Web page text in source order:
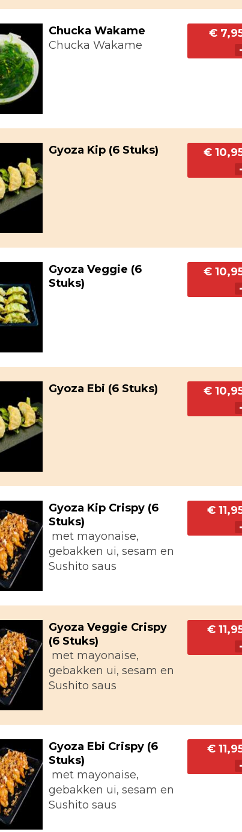
Chucka Wakame
Chucka Wakame
€
Gyoza Kip (6 Stuks) €
Gyoza Veggie (6
Stuks)
€
Gyoza Ebi (6 Stuks) €
Gyoza Kip Crispy (6
Stuks)
met mayonaise,
gebakken ui, sesam en
Sushito saus
€
Gyoza Veggie Crispy
(6 Stuks)
met mayonaise,
gebakken ui, sesam en
Sushito saus
€
Gyoza Ebi Crispy (6
Stuks)
met mayonaise,
gebakken ui, sesam en
Sushito saus
€